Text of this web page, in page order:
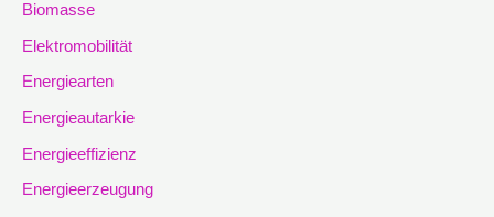
Biomasse
Elektromobilität
Energiearten
Energieautarkie
Energieeffizienz
Energieerzeugung